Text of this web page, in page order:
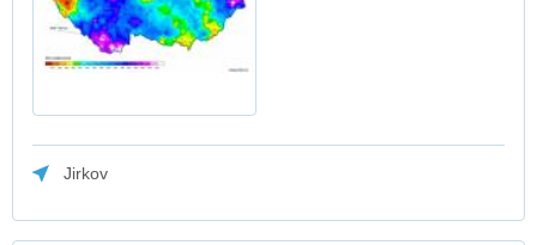
Jirkov